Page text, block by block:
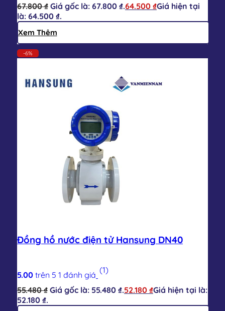
67.800₫ Giá gốc là: 67.800 ₫.64.500 ₫Giá hiện tại
là: 64.500 ₫.
Xem Thêm
-6%
Đồng hồ nước điện tử Hansung DN40
5.00 trên 5 1 đánh giá (1)
55.480₫ Giá gốc là: 55.480 ₫.52.180 ₫Giá hiện tại là:
52.180 ₫.